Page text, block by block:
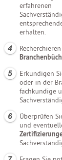
erfahrenen
erhalten.
Erkundigen
oder in der
fachkundige
Überprüfen
und